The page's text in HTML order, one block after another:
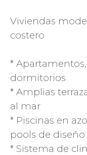
Viviendas
costero
*
dormitorios
* Amplias
al mar
* Piscinas en
pools de diseño
* Sistema de